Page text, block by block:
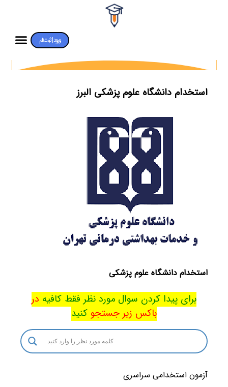
ورود | ثبت‌نام
استخدام دانشگاه علوم پزشکی البرز
استخدام دانشگاه علوم پزشکی
برای پیدا کردن سوال مورد نظر فقط کافیه در
باکس زیر جستجو کنید
آزمون استخدامی سراسری